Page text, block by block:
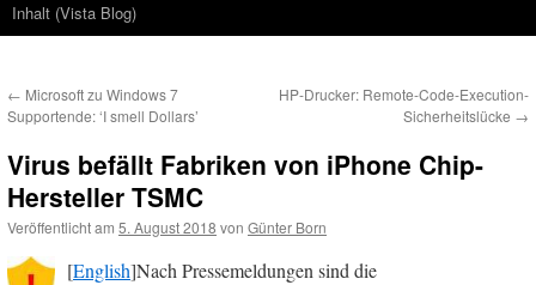
Inhalt (Vista Blog)
← Microsoft zu Windows 7
Supportende: ‘I smell Dollars’
HP-Drucker: Remote-Code-Execution-
Sicherheitslücke →
Virus befällt Fabriken von iPhone Chip-
Hersteller TSMC
Veröffentlicht am 5. August 2018 von Günter Born
[English]Nach Pressemeldungen sind die